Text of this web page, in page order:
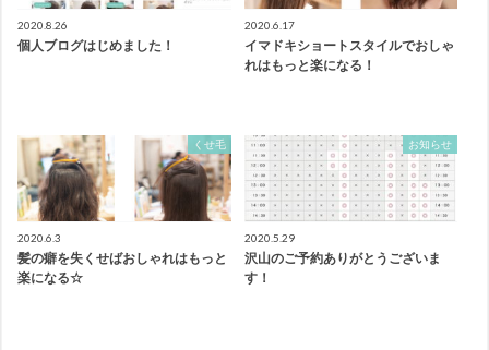
2020.8.26
個人ブログはじめました！
2020.6.17
イマドキショートスタイルでおしゃ
れはもっと楽になる！
くせ毛
2020.6.3
髪の癖を失くせばおしゃれはもっと
楽になる☆
お知らせ
2020.5.29
沢山のご予約ありがとうございま
す！